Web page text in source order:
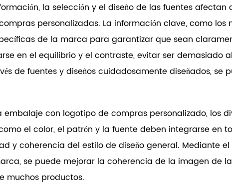
la selección y el diseño de las fuentes
personalizadas. La información clave, como los
de la marca para garantizar que sean
en el equilibrio y el contraste, evitar ser demasiado
de fuentes y diseños cuidadosamente diseñados, se
con logotipo de compras personalizado, los
el color, el patrón y la fuente deben integrarse en
y coherencia del estilo de diseño general. Mediante
se puede mejorar la coherencia de la imagen de
muchos productos.